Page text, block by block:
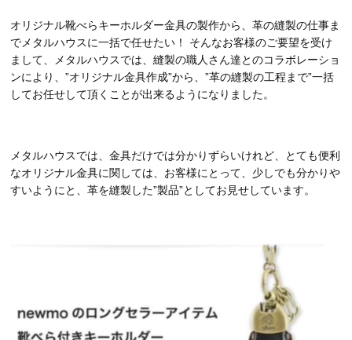
オリジナル靴べらキーホルダー金具の製作から、革の縫製の仕事ま
でメタルハウスに一括で任せたい！ そんなお客様のご要望を受け
まして、メタルハウスでは、縫製の職人さん達とのコラボレーショ
ンにより、”オリジナル金具作成”から、”革の縫製の工程まで”一括
してお任せして頂くことが出来るようになりました。
メタルハウスでは、金具だけでは分かりずらいけれど、とても便利
なオリジナル金具に関しては、お客様にとって、少しでも分かりや
すいようにと、革を縫製した”製品”としてお見せしています。